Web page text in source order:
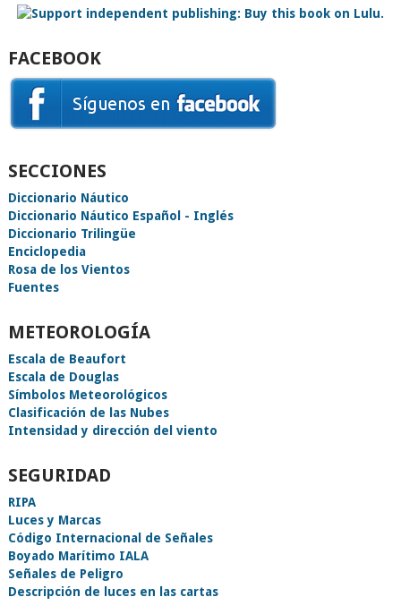
FACEBOOK
SECCIONES
Diccionario Náutico
Diccionario Náutico Español - Inglés
Diccionario Trilingüe
Enciclopedia
Rosa de los Vientos
Fuentes
METEOROLOGÍA
Escala de Beaufort
Escala de Douglas
Símbolos Meteorológicos
Clasificación de las Nubes
Intensidad y dirección del viento
SEGURIDAD
RIPA
Luces y Marcas
Código Internacional de Señales
Boyado Marítimo IALA
Señales de Peligro
Descripción de luces en las cartas